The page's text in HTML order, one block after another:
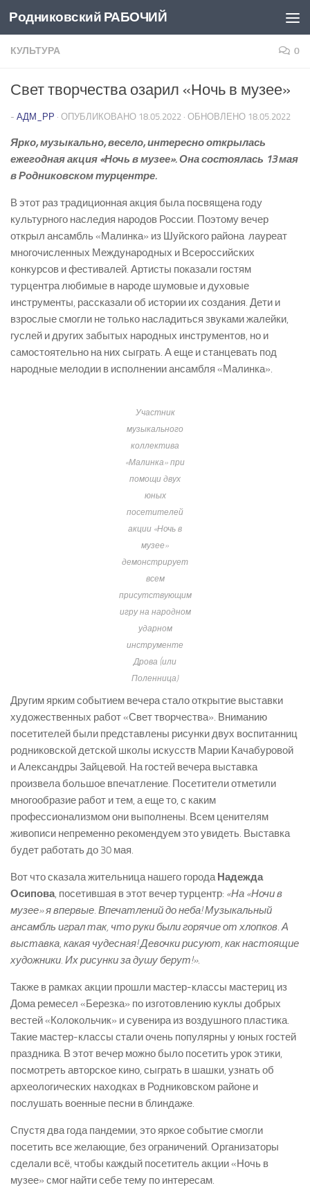
Перейти к содержимому
Родниковский РАБОЧИЙ
КУЛЬТУРА 0
Свет творчества озарил «Ночь в музее»
- АДМ_РР · ОПУБЛИКОВАНО 18.05.2022 · ОБНОВЛЕНО 18.05.2022
Ярко, музыкально, весело, интересно открылась
ежегодная акция «Ночь в музее». Она состоялась 13 мая
в Родниковском турцентре.
В этот раз традиционная акция была посвящена году
культурного наследия народов России. Поэтому вечер
открыл ансамбль «Малинка» из Шуйского района ­ лауреат
многочисленных Международных и Всероссийских
конкурсов и фестивалей. Артисты показали гостям
турцентра любимые в народе шумовые и духовые
инструменты, рассказали об истории их создания. Дети и
взрослые смогли не только насладиться звуками жалейки,
гуслей и других забытых народных инструментов, но и
самостоятельно на них сыграть. А еще и станцевать под
народные мелодии в исполнении ансамбля «Малинка».
Участник
музыкального
коллектива
«Малинка» при
помощи двух
юных
посетителей
акции «Ночь в
музее»
демонстрирует
всем
присутствующим
игру на народном
ударном
инструменте
Дрова (или
Поленница)
Другим ярким событием вечера стало открытие выставки
художественных работ «Свет творчества». Вниманию
посетителей были представлены рисунки двух воспитанниц
родниковской детской школы искусств Марии Качабуровой
и Александры Зайцевой. На гостей вечера выставка
произвела большое впечатление. Посетители отметили
многообразие работ и тем, а еще то, с каким
профессионализмом они выполнены. Всем ценителям
живописи непременно рекомендуем это увидеть. Выставка
будет работать до 30 мая.
Вот что сказала жительница нашего городаНадежда
Осипова, посетившая в этот вечер турцентр: «На «Ночи в
музее» я впервые. Впечатлений до неба! Музыкальный
ансамбль играл так, что руки были горячие от хлопков. А
выставка, какая чудесная! Девочки рисуют, как настоящие
художники. Их рисунки за душу берут!».
Также в рамках акции прошли мастер-­классы мастериц из
Дома ремесел «Березка» по изготовлению куклы добрых
вестей «Колокольчик» и сувенира из воздушного пластика.
Такие мастер-­классы стали очень популярны у юных гостей
праздника. В этот вечер можно было посетить урок этики,
посмотреть авторское кино, сыграть в шашки, узнать об
археологических находках в Родниковском районе и
послушать военные песни в блиндаже.
Спустя два года пандемии, это яркое событие смогли
посетить все желающие, без ограничений. Организаторы
сделали всё, чтобы каждый посетитель акции «Ночь в
музее» смог найти себе тему по интересам.